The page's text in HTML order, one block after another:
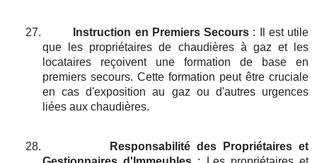
27. Instruction en Premiers Secours : Il est utile
que les propriétaires de chaudières à gaz et les
locataires reçoivent une formation de base en
premiers secours. Cette formation peut être cruciale
en cas d'exposition au gaz ou d'autres urgences
liées aux chaudières.
28.
Responsabilité des Propriétaires et